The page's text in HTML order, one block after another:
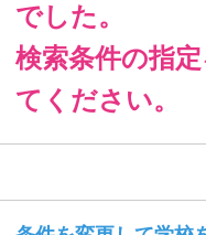
でした。
検索条件の指
てください。